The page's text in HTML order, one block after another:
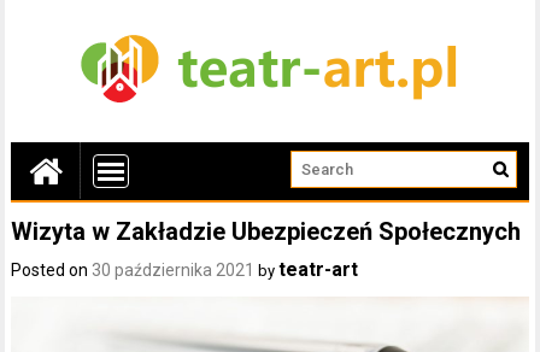
Wizyta w Zakładzie Ubezpieczeń Społecznych
Posted on 30 października 2021 byteatr-art